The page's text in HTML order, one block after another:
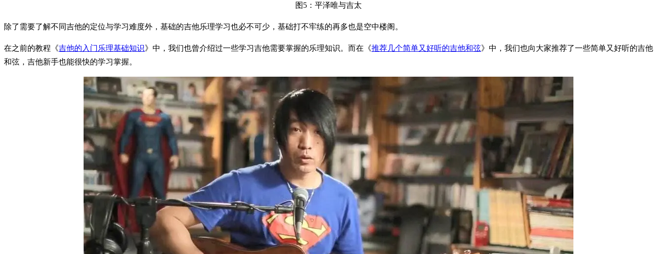
图5：平泽唯与吉太
除了需要了解不同吉他的定位与学习难度外，基础的吉他乐理学习也必不可少，基础打不牢练的再多也是空中楼阁。
在之前的教程《吉他的入门乐理基础知识》中，我们也曾介绍过一些学习吉他需要掌握的乐理知识。而在《推荐几个简单又好听的吉他和弦》中，我们也向大家推荐了一些简单又好听的吉他
和弦，吉他新手也能很快的学习掌握。